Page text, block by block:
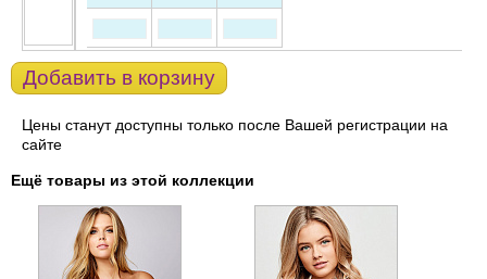
Добавить в корзину
Цены станут доступны только после Вашей регистрации на
сайте
Ещё товары из этой коллекции